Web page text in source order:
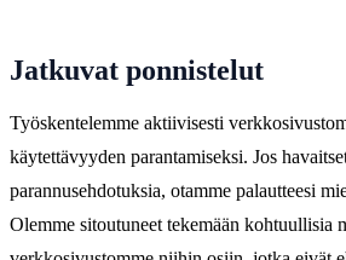
Jatkuvat ponnistelut
Työskentelemme aktiivisesti
käytettävyyden parantamiseksi. Jos
parannusehdotuksia, otamme palautteesi
Olemme sitoutuneet tekemään kohtuullisia